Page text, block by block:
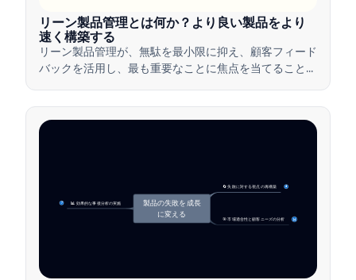
リーン製品管理とは何か？より良い製品をより
速く構築する
リーン製品管理が、無駄を最小限に抑え、顧客フィード
バックを活用し、最も重要なことに焦点を当てること
🔄 失敗に対する視点の再構築 4
📊 効果的な事後分析の実施
7
🎯 市場適合性と顧客ニーズの分析 14
製品の失敗を成長
に変える